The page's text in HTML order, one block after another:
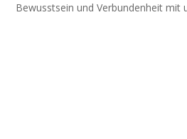
Bewusstsein und Verbundenheit mit